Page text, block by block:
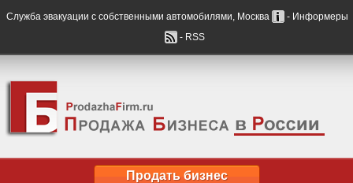
Служба эвакуации с собственными автомобилями, Москва
- Информеры
- RSS
Продать бизнес